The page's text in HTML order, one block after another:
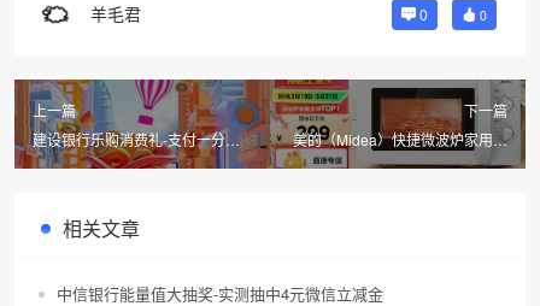
羊毛君 0 0
上一篇
建设银行乐购消费礼-支付一分钱
购3元立减金
下一篇
美的（Midea）快捷微波炉家用小
型360°转盘加热旋钮操控-到手
相关文章
中信银行能量值大抽奖-实测抽中4元微信立减金